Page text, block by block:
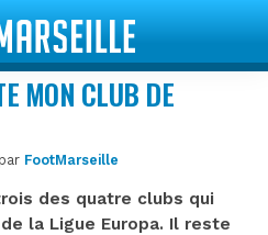
MON CLUB DE
FootMarseille
des quatre clubs qui
la Ligue Europa. Il reste